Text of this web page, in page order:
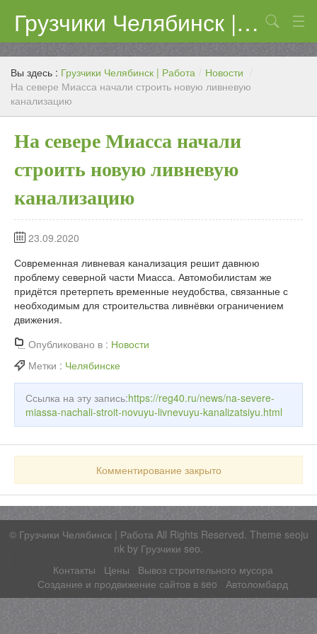
Грузчики Челябинск | Работа
Цены
Контакты
Поиск
Вы здесь : Грузчики Челябинск | Работа / Новости /
На севере Миасса начали строить новую ливневую
канализацию
На севере Миасса начали
строить новую ливневую
канализацию
23.09.2020
Современная ливневая канализация решит давнюю
проблему северной части Миасса. Автомобилистам же
придётся претерпеть временные неудобства, связанные с
необходимым для строительства ливнёвки ограничением
движения.
Опубликовано в : Новости
Метки : Челябинске
Ссылка на эту запись:https://reg40.ru/news/na-severe-
miassa-nachali-stroit-novuyu-livnevuyu-kanalizatsiyu.html
Комментирование закрыто
© Грузчики Челябинск | РаботаAll Rights Reserved. Theme seoju
nk by Грузчики seo.
Контакты
Цены
Вывоз строительного мусора
Создание и продвижение сайтов в seo
Автоломбард